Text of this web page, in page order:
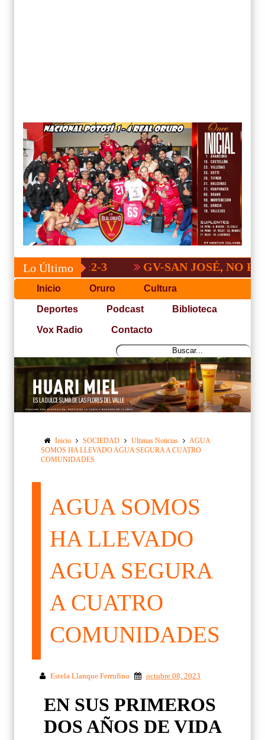
Lo Último GV-SAN JOSÉ, NO PUDO CON
Inicio Oruro Cultura
Deportes Podcast Biblioteca
Vox Radio Contacto
Inicio SOCIEDAD Ultimas Noticias
AGUA
SOMOS HA LLEVADO AGUA SEGURA A CUATRO
COMUNIDADES
AGUA SOMOS
HA LLEVADO
AGUA SEGURA
A CUATRO
COMUNIDADES
Estela Llanque Ferrufino octubre 08, 2023
EN SUS PRIMEROS
DOS AÑOS DE VIDA